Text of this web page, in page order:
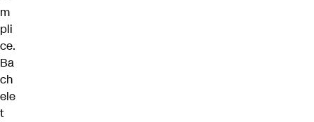
m
pli
ce.
Ba
ch
ele
t